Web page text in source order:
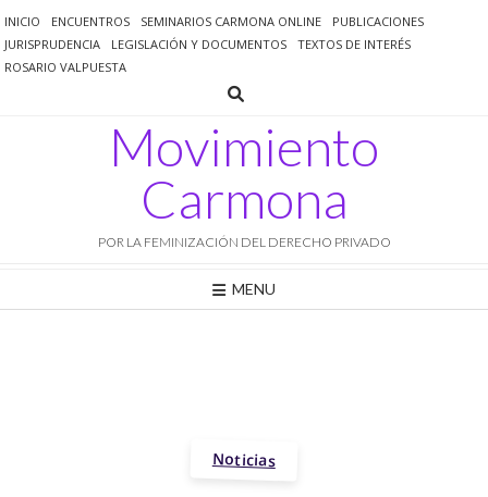
al
contenido
INICIO ENCUENTROS SEMINARIOS CARMONA ONLINE
PUBLICACIONES
JURISPRUDENCIA
LEGISLACIÓN Y DOCUMENTOS
TEXTOS DE INTERÉS
ROSARIO VALPUESTA
Movimiento
Carmona
POR LA FEMINIZACIÓN DEL DERECHO PRIVADO
MENU
Noticias